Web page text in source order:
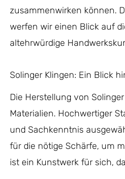
zusammenwirken können.
werfen wir einen Blick auf
altehrwürdige
Solinger Klingen: Ein Blick
Die Herstellung von
Materialien. Hochwertiger
und Sachkenntnis
für die nötige Schärfe, um
ist ein Kunstwerk für sich,